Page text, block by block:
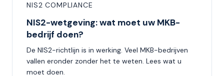
NIS2 COMPLIANCE
NIS2-wetgeving: wat moet uw MKB-
bedrijf doen?
De NIS2-richtlijn is in werking. Veel MKB-bedrijven
vallen eronder zonder het te weten. Lees wat u
moet doen.